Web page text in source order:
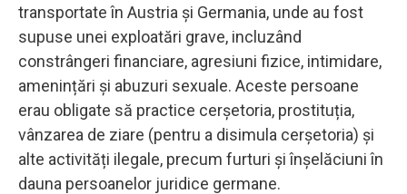
transportate în Austria și Germania, unde au fost
supuse unei exploatări grave, incluzând
constrângeri financiare, agresiuni fizice, intimidare,
amenințări și abuzuri sexuale. Aceste persoane
erau obligate să practice cerșetoria, prostituția,
vânzarea de ziare (pentru a disimula cerșetoria) și
alte activități ilegale, precum furturi și înșelăciuni în
dauna persoanelor juridice germane.